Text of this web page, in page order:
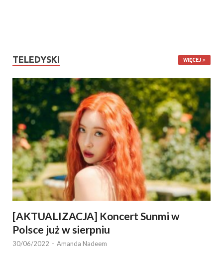
TELEDYSKI WIĘCEJ
[AKTUALIZACJA] Koncert Sunmi w
Polsce już w sierpniu
30/06/2022 - Amanda Nadeem